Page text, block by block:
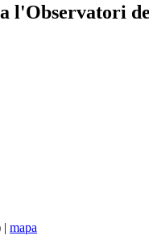
l'Observatori
| mapa